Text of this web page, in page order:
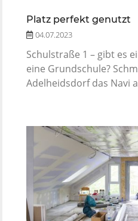
Platz perfekt genutzt
04.07.2023
Schulstraße 1 – gibt es
eine Grundschule?
Adelheidsdorf das Navi